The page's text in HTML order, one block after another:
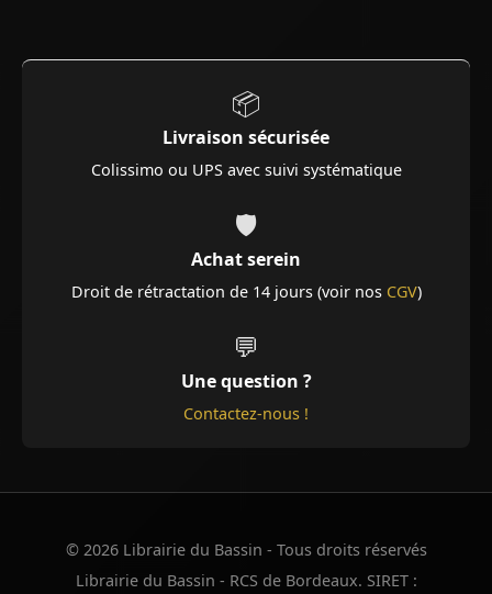
📦
Livraison sécurisée
Colissimo ou UPS avec suivi systématique
🛡️
Achat serein
Droit de rétractation de 14 jours (voir nos CGV)
💬
Une question ?
Contactez-nous !
© 2026 Librairie du Bassin - Tous droits réservés
Librairie du Bassin - RCS de Bordeaux. SIRET :